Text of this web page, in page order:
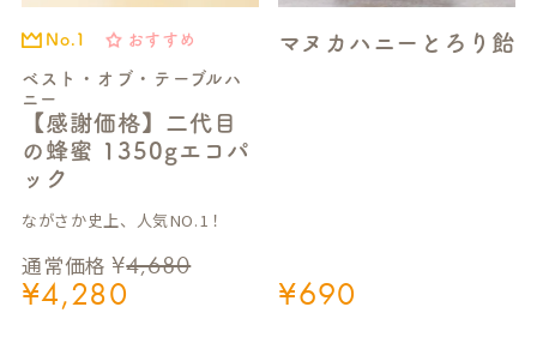
ベスト・オブ・テーブルハ
ニー
【感謝価格】二代目
の蜂蜜 1350gエコパ
ック
No.1 おすすめ
通常価格 ¥4,680
¥4,280
ながさか史上、人気NO.1！
マヌカハニーとろり飴
¥690